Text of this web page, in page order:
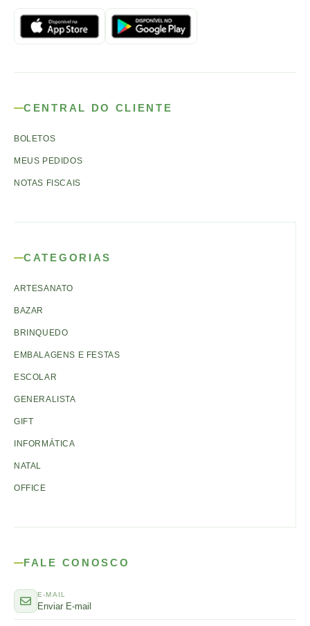
CENTRAL DO CLIENTE
BOLETOS
MEUS PEDIDOS
NOTAS FISCAIS
CATEGORIAS
ARTESANATO
BAZAR
BRINQUEDO
EMBALAGENS E FESTAS
ESCOLAR
GENERALISTA
GIFT
INFORMÁTICA
NATAL
OFFICE
FALE CONOSCO
E-MAIL
Enviar E-mail